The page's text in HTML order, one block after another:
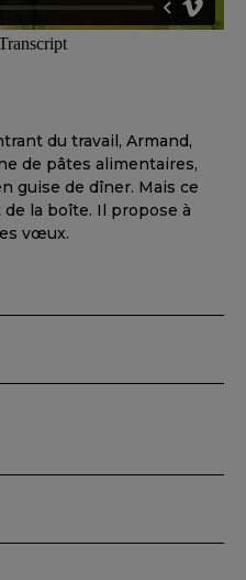
du travail, Armand,
de pâtes alimentaires,
guise de dîner. Mais ce
la boîte. Il propose à
vœux.